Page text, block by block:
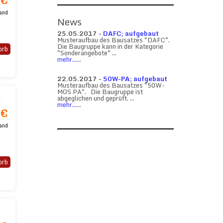
News
25.05.2017 - DAFC; aufgebaut
Musteraufbau des Bausatzes "DAFC".
Die Baugruppe kann in der Kategorie
"Sonderangebote" ...
mehr......
22.05.2017 - 50W-PA; aufgebaut
Musteraufbau des Bausatzes "50W-
MOS PA". Die Baugruppe ist
abgeglichen und geprüft. ...
mehr......